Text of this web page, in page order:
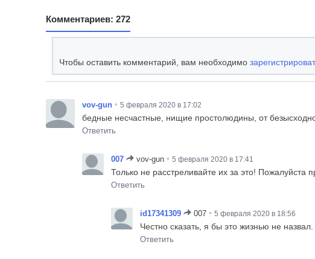
Комментариев: 272
Чтобы оставить комментарий, вам необходимо
vov-gun • 5 февраля 2020 в 17:02
бедные несчастные, нищие простолюдины, от
Ответить
007 vov-gun • 5 февраля 2020 в 17:41
Только не расстреливайте их за это!
Ответить
id17341309 007 • 5 февраля 2020 в 18:56
Честно сказать, я бы это жизнью не назвал.
Ответить